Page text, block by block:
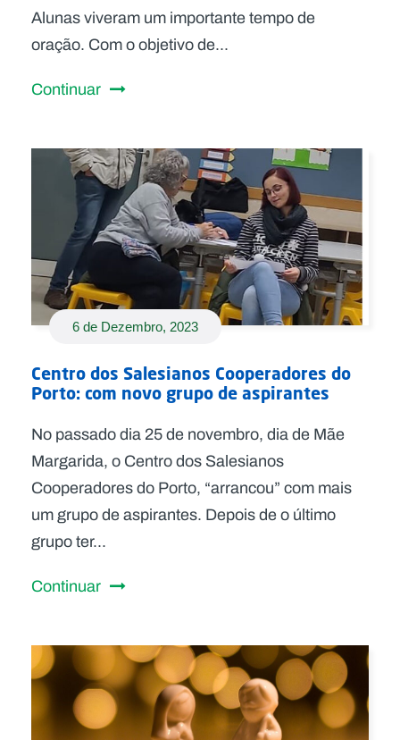
Alunas viveram um importante tempo de
oração. Com o objetivo de...
Continuar
6 de Dezembro, 2023
Centro dos Salesianos Cooperadores do
Porto: com novo grupo de aspirantes
No passado dia 25 de novembro, dia de Mãe
Margarida, o Centro dos Salesianos
Cooperadores do Porto, “arrancou” com mais
um grupo de aspirantes. Depois de o último
grupo ter...
Continuar